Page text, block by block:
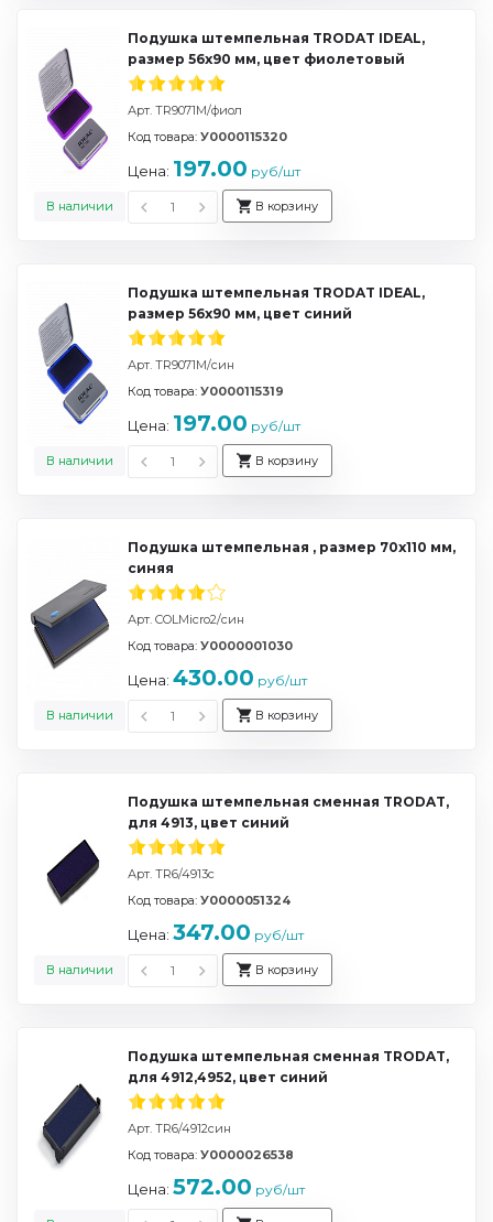
Подушка штемпельная TRODAT IDEAL,
размер 56х90 мм, цвет фиолетовый
Арт. TR9071M/фиол
В наличии
Код товара: У0000115320
Цена: 197.00 руб/шт
В корзину
Подушка штемпельная TRODAT IDEAL,
размер 56х90 мм, цвет синий
Арт. TR9071M/син
В наличии
Код товара: У0000115319
Цена: 197.00 руб/шт
В корзину
Подушка штемпельная , размер 70х110 мм,
синяя
Арт. COLMicro2/син
В наличии
Код товара: У0000001030
Цена: 430.00 руб/шт
В корзину
Подушка штемпельная сменная TRODAT,
для 4913, цвет синий
Арт. TR6/4913с
В наличии
Код товара: У0000051324
Цена: 347.00 руб/шт
В корзину
Подушка штемпельная сменная TRODAT,
для 4912,4952, цвет синий
Арт. TR6/4912син
Код товара: У0000026538
Цена: 572.00 руб/шт